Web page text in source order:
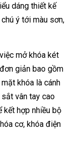
dáng thiết kế
ý tới màu sơn,
mở khóa két
giản bao gồm
khóa là cánh
vân tay cao
kết hợp nhiều bộ
cơ, khóa điện